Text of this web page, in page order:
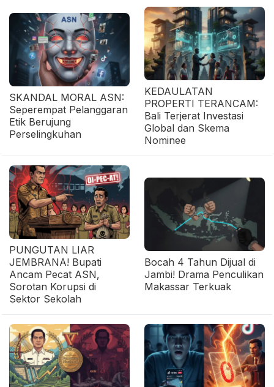
SKANDAL MORAL ASN:
Seperempat Pelanggaran
Etik Berujung
Perselingkuhan
KEDAULATAN
PROPERTI TERANCAM:
Bali Terjerat Investasi
Global dan Skema
Nominee
PUNGUTAN LIAR
JEMBRANA! Bupati
Ancam Pecat ASN,
Sorotan Korupsi di
Sektor Sekolah
Bocah 4 Tahun Dijual di
Jambi! Drama Penculikan
Makassar Terkuak